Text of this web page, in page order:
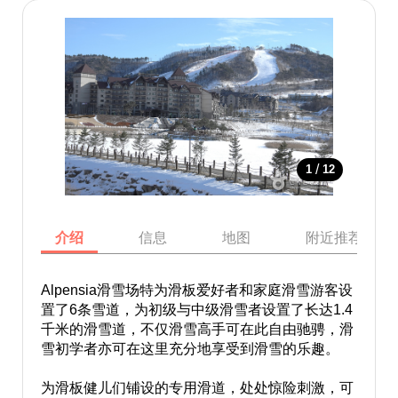
1 / 12
介绍 信息 地图 附近推荐景点
Alpensia滑雪场特为滑板爱好者和家庭滑雪游客设
置了6条雪道，为初级与中级滑雪者设置了长达1.4
千米的滑雪道，不仅滑雪高手可在此自由驰骋，滑
雪初学者亦可在这里充分地享受到滑雪的乐趣。
为滑板健儿们铺设的专用滑道，处处惊险刺激，可